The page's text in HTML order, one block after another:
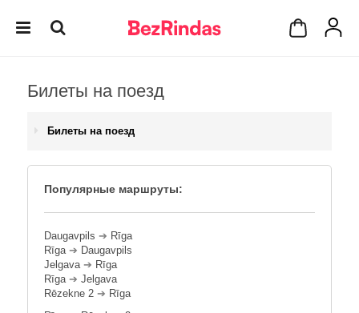
Билеты на поезд
Билеты на поезд
Популярные маршруты:
Daugavpils ➔ Rīga
Rīga➔ Daugavpils
Jelgava➔ Rīga
Rīga➔ Jelgava
Rēzekne 2 ➔ Rīga